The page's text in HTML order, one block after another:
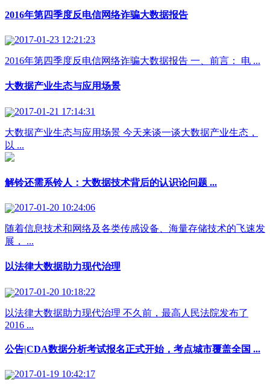
2016年第四季度反电信网络诈骗大数据报告
2017-01-23 12:21:23
2016年第四季度反电信网络诈骗大数据报告 一、前言： 电 ...
大数据产业生态与应用场景
2017-01-21 17:14:31
大数据产业生态与应用场景 今天来谈一谈大数据产业生态，
以 ...
解铃还需系铃人：大数据技术背后的认识论问题 ...
2017-01-20 10:24:06
随着信息技术和网络及各类传感设备、海量存储技术的飞速发
展， ...
以法律大数据助力现代治理
2017-01-20 10:18:22
以法律大数据助力现代治理 不久前，最高人民法院发布了
2016 ...
公告|CDA数据分析考试报名正式开始，考点城市覆盖全国 ...
2017-01-19 10:42:17